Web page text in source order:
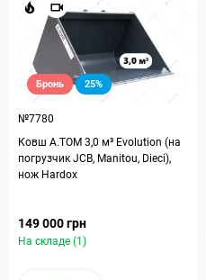
Бронь 25%
№7780
Ковш A.TOM 3,0 м³ Evolution (на
погрузчик JCB, Manitou, Dieci),
нож Hardox
149 000 грн
На складе (1)